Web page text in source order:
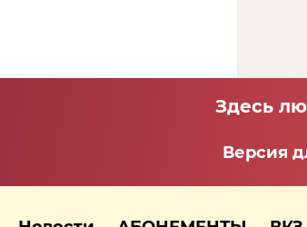
Здесь
Версия